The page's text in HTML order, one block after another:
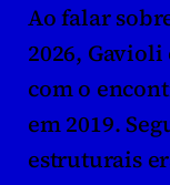
Ao falar
2026,
com o
em 2019.
estruturais